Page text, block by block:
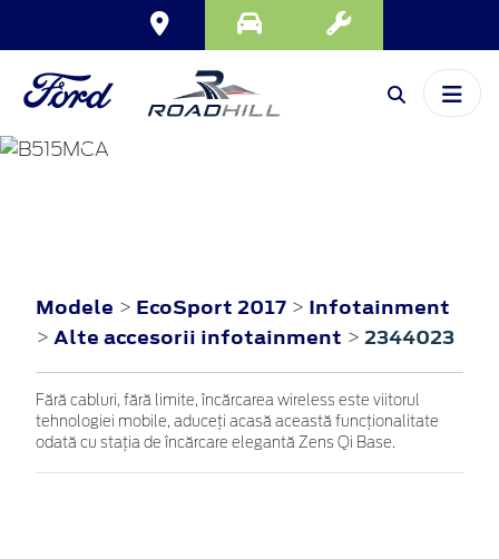
ECOSPORT
Modele > EcoSport 2017 > Infotainment
> Alte accesorii infotainment > 2344023
Fără cabluri, fără limite, încărcarea wireless este viitorul
tehnologiei mobile, aduceți acasă această funcționalitate
odată cu stația de încărcare elegantă Zens Qi Base.